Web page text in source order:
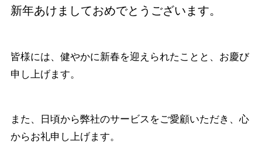
新年あけましておめでとうございます。
皆様には、健やかに新春を迎えられたことと、お慶び
申し上げます。
また、日頃から弊社のサービスをご愛顧いただき、心
からお礼申し上げます。